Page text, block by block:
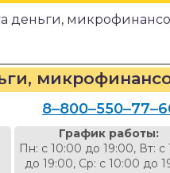
деньги,
График работы:
Пн: с 10:00 до 19:00, Вт: с
до 19:00, Ср: с 10:00 до